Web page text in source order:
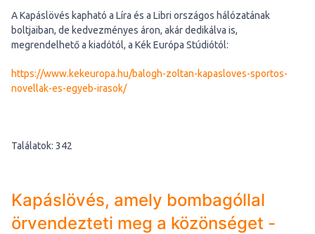
A Kapáslövés kapható a Líra és a Libri országos hálózatának
boltjaiban, de kedvezményes áron, akár dedikálva is,
megrendelhető a kiadótól, a Kék Európa Stúdiótól:
https://www.kekeuropa.hu/balogh-zoltan-kapasloves-sportos-
novellak-es-egyeb-irasok/
Találatok: 342
Kapáslövés, amely bombagóllal
örvendezteti meg a közönséget -